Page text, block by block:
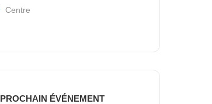
Centre
PROCHAIN ÉVÉNEMENT